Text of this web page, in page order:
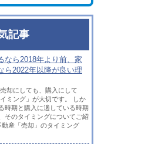
記事
なら2018年より前、家
ら2022年以降が良い理
却にしても、購入にして
ミング」が大切です。 しか
時期と購入に適している時期
そのタイミングについてご紹
産「売却」のタイミング